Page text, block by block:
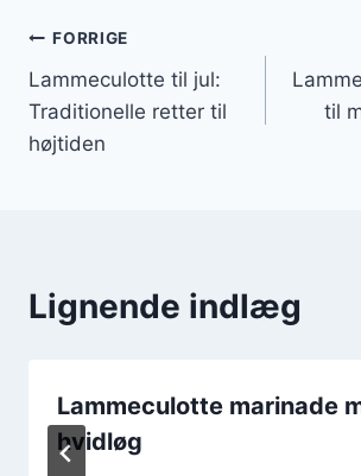
Indlægsnavigation
FORRIGE
Lammeculotte til jul:
Traditionelle retter til
højtiden
til
Lignende indlæg
Lammeculotte marinade
hvidløg